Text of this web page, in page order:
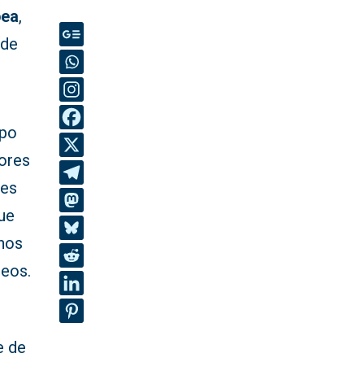
,
de